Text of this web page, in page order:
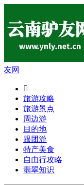
友网

旅游攻略
旅游景点
周边游
目的地
跟团游
特产美食
自由行攻略
翡翠知识